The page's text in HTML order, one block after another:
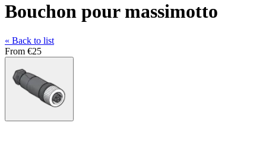
Bouchon pour massimotto
« Back to list
From €25